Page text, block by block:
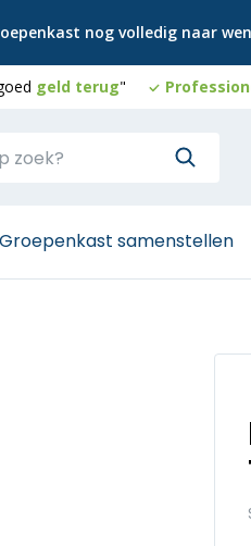
nog volledig naar
geld terug"
Groepenkast samenstellen